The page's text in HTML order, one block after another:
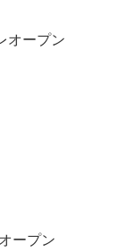
オープン
ープン